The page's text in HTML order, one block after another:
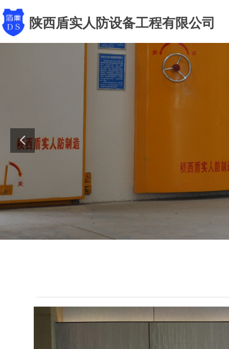
陕西盾实人防设备工程有限公司